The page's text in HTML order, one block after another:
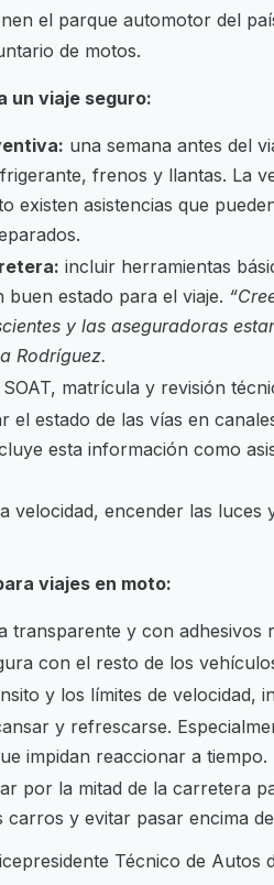
el parque automotor del
de motos.
un viaje seguro:
una semana antes del
frenos y llantas. La
existen asistencias que
incluir herramientas
estado para el viaje.
y las aseguradoras
Rodríguez.
SOAT, matrícula y revisión
el estado de las vías en
esta información como
velocidad, encender las luces
viajes en moto:
transparente y con adhesivos
con el resto de los
y los límites de velocidad,
y refrescarse.
impidan reaccionar a tiempo.
por la mitad de la carretera
carros y evitar pasar encima
Técnico de Autos